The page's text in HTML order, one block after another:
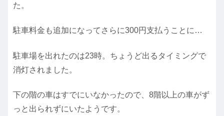
た。
駐車料金も追加になってさらに300円支払うことに…
駐車場を出れたのは23時。ちょうど出るタイミングで
消灯されました。
下の階の車はすでにいなかったので、8階以上の車がず
っと出られずにいたようです。